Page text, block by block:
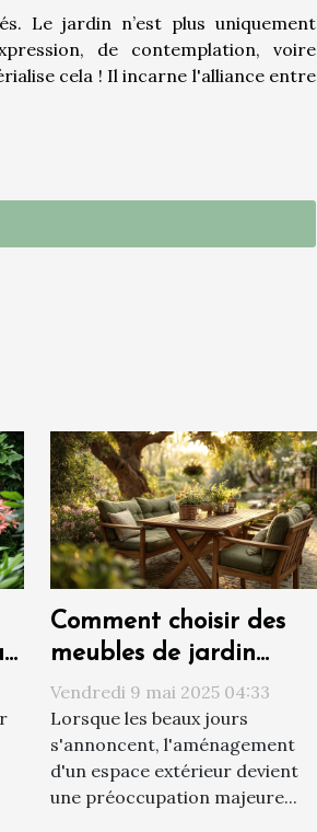
Le jardin n’est plus uniquement
de contemplation, voire
cela ! Il incarne l'alliance entre
Comment choisir des
meubles de jardin
durables et
écoresponsables
Vendredi 9 mai 2025 04:33
Lorsque les beaux jours
s'annoncent, l'aménagement
d'un espace extérieur devient
une préoccupation majeure...